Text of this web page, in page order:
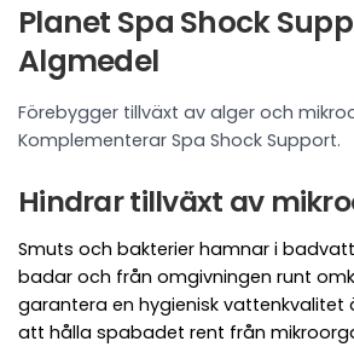
Planet Spa Shock
Algmedel
Förebygger tillväxt av alger och
Komplementerar Spa Shock Support.
Hindrar tillväxt av
Smuts och bakterier hamnar i
badar och från omgivningen runt
garantera en hygienisk
att hålla spabadet rent från